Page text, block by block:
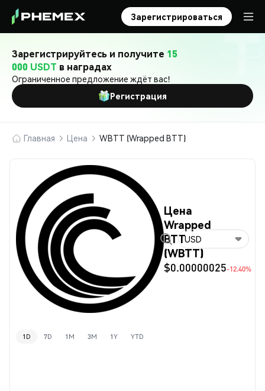
Зарегистрироваться
Зарегистрируйтесь и получите 15
000 USDT в наградах
Ограниченное предложение ждёт вас!
Регистрация
Главная Цена WBTT (Wrapped BTT)
Цена
Wrapped
BTT
(WBTT)
$0.00000025-12.40%
USD
1D 7D 1M 3M 1Y YTD